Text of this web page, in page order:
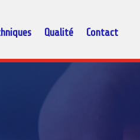
Qualité Contact